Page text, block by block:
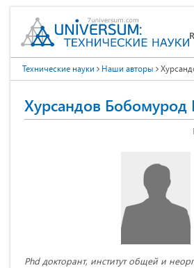
Технические науки Наши авторы
Хурсандов Бобомурод
Phd докторант, институт общей и